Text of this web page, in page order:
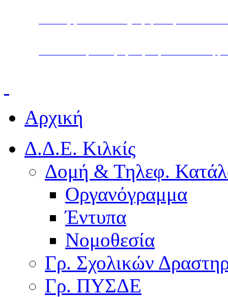
Αρχική
Δ.Δ.Ε. Κιλκίς
Δομή & Τηλεφ.
Οργανόγραμμα
Έντυπα
Νομοθεσία
Γρ. Σχολικών
Γρ. ΠΥΣΔΕ